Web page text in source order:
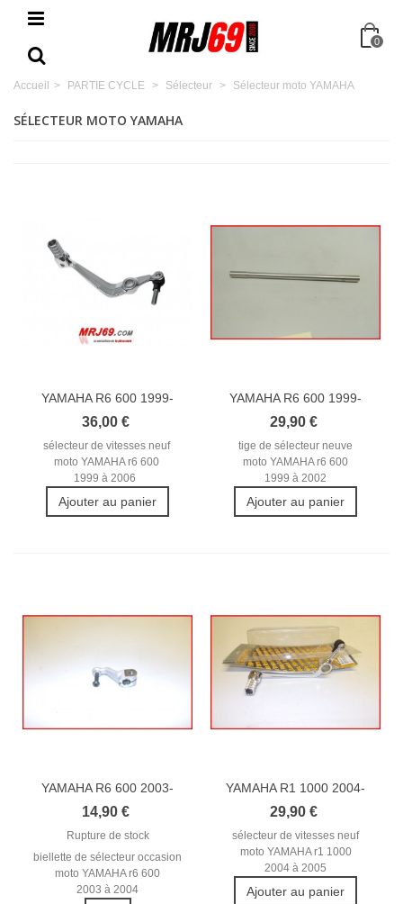
0
Accueil > PARTIE CYCLE > Sélecteur > Sélecteur moto YAMAHA
SÉLECTEUR MOTO YAMAHA
YAMAHA R6 600 1999-
2006...
36,00 €
sélecteur de vitesses neuf
moto YAMAHA r6 600
1999 à 2006
Ajouter au panier
YAMAHA R6 600 1999-
2002 TIGE DE...
29,90 €
tige de sélecteur neuve
moto YAMAHA r6 600
1999 à 2002
Ajouter au panier
YAMAHA R6 600 2003-
2004...
14,90 €
Rupture de stock
biellette de sélecteur occasion
moto YAMAHA r6 600
2003 à 2004
YAMAHA R1 1000 2004-
2005...
29,90 €
sélecteur de vitesses neuf
moto YAMAHA r1 1000
2004 à 2005
Ajouter au panier